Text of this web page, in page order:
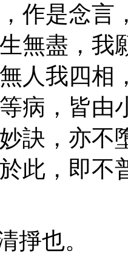
作是念言
無盡，我
人我四相
病，皆由
訣，亦不
此，即不
也。